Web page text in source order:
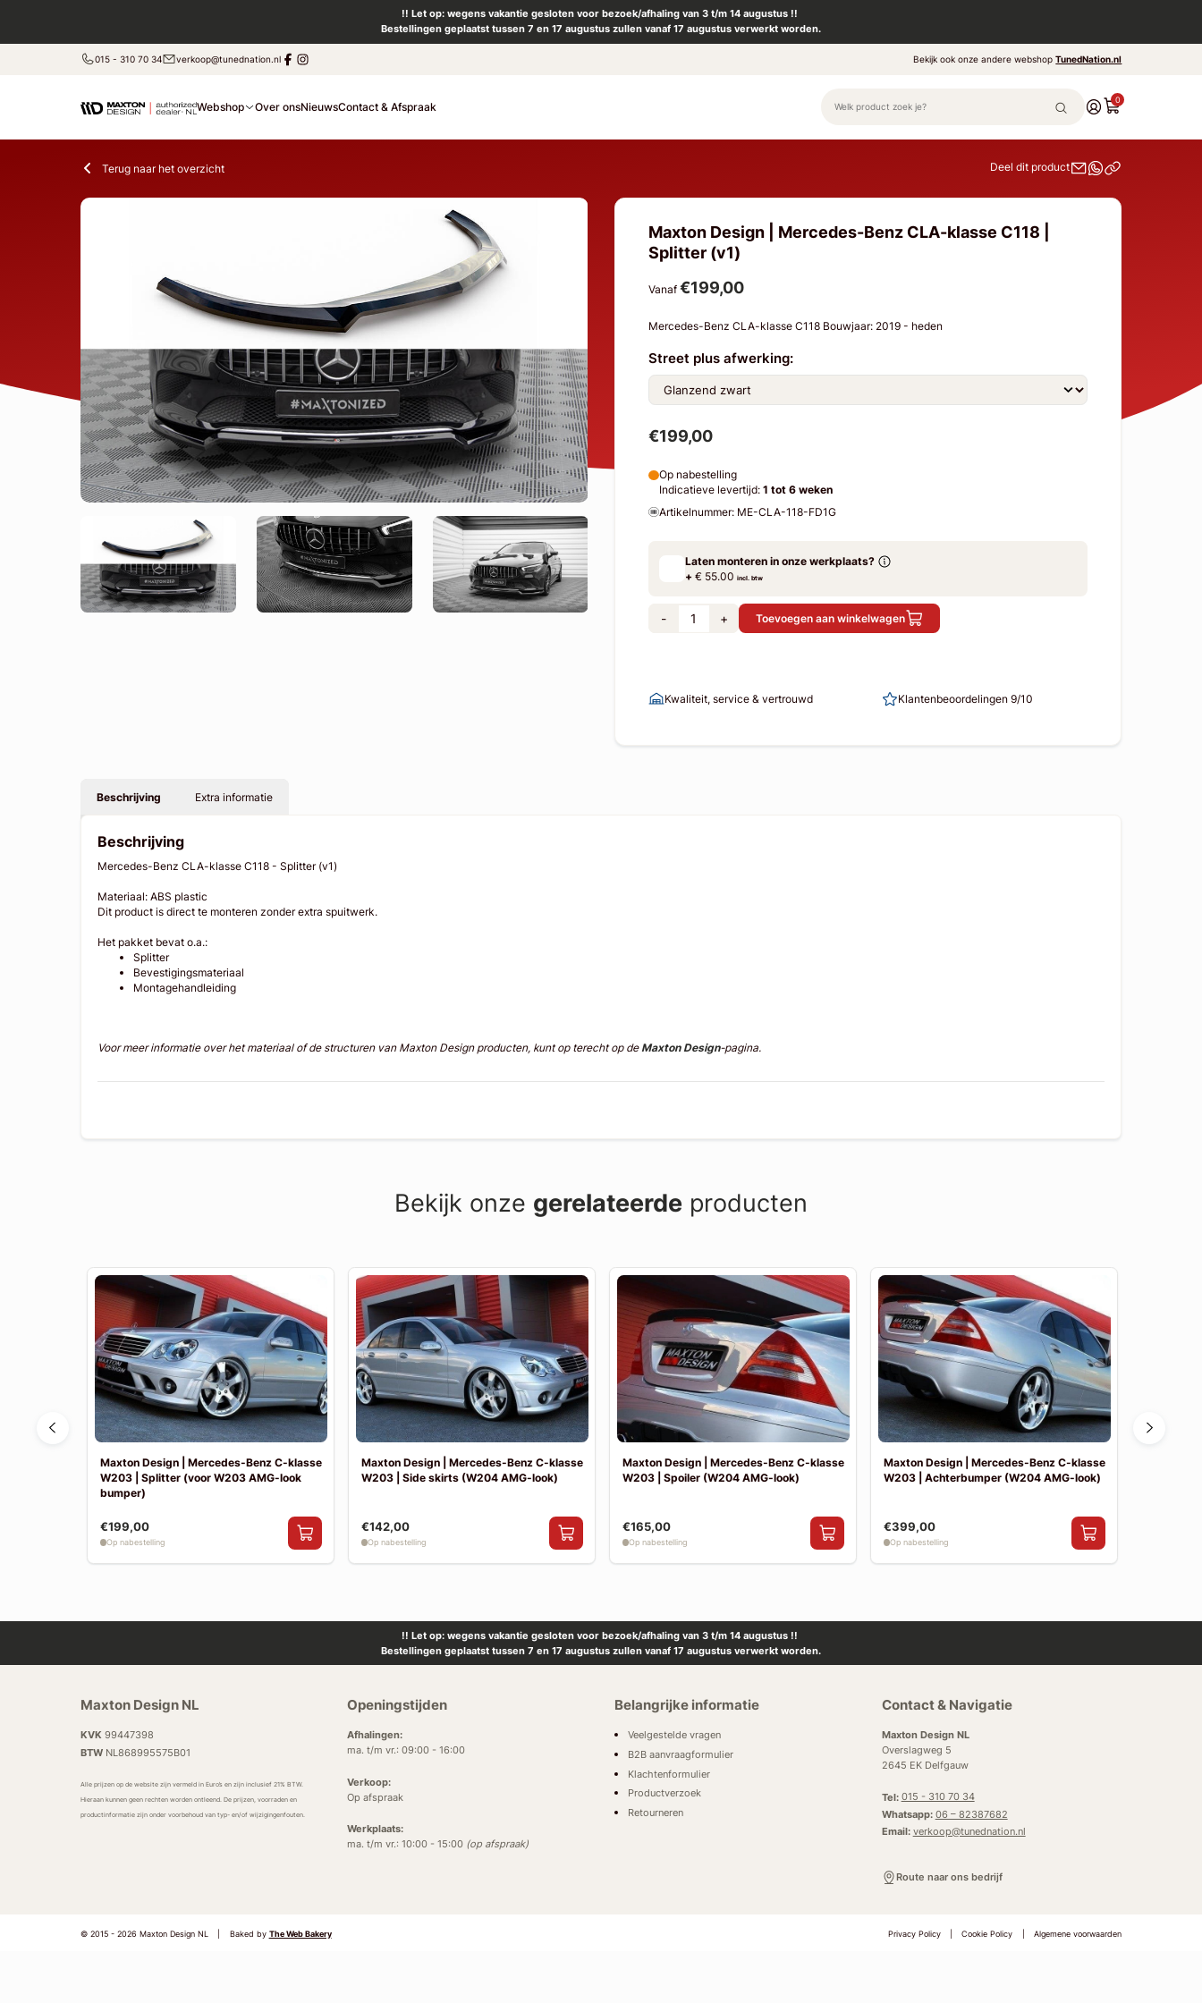
!! Let op: wegens vakantie gesloten voor bezoek/afhaling van 3 t/m 14 augustus !!
Bestellingen geplaatst tussen 7 en 17 augustus zullen vanaf 17 augustus verwerkt worden.
015 - 310 70 34 verkoop@tunednation.nl Bekijk ook onze andere webshopTunedNation.nl
Webshop Over onsNieuwsContact & Afspraak
0
Terug naar het overzicht Deel dit product
Maxton Design | Mercedes-Benz CLA-klasse C118 |
Splitter (v1)
Vanaf €199,00
Mercedes-Benz CLA-klasse C118 Bouwjaar: 2019 - heden
Street plus afwerking:
€199,00
Op nabestelling
Indicatieve levertijd: 1 tot 6 weken
Artikelnummer: ME-CLA-118-FD1G
Laten monteren in onze werkplaats?
+€ 55.00 incl. btw
- + Toevoegen aan winkelwagen
Kwaliteit, service & vertrouwd Klantenbeoordelingen 9/10
Beschrijving Extra informatie
Beschrijving
Mercedes-Benz CLA-klasse C118 - Splitter (v1)
Materiaal: ABS plastic
Dit product is direct te monteren zonder extra spuitwerk.
Het pakket bevat o.a.:
Splitter
Bevestigingsmateriaal
Montagehandleiding
Voor meer informatie over het materiaal of de structuren van Maxton Design producten, kunt op terecht op deMaxton Design-pagina.
Bekijk onze gerelateerde producten
Maxton Design | Mercedes-Benz C-klasse
W203 | Splitter (voor W203 AMG-look
bumper)
€199,00
Op nabestelling
Maxton Design | Mercedes-Benz C-klasse
W203 | Side skirts (W204 AMG-look)
€142,00
Op nabestelling
Maxton Design | Mercedes-Benz C-klasse
W203 | Spoiler (W204 AMG-look)
€165,00
Op nabestelling
Maxton Design | Mercedes-Benz C-klasse
W203 | Achterbumper (W204 AMG-look)
€399,00
Op nabestelling
!! Let op: wegens vakantie gesloten voor bezoek/afhaling van 3 t/m 14 augustus !!
Bestellingen geplaatst tussen 7 en 17 augustus zullen vanaf 17 augustus verwerkt worden.
Maxton Design NL
KVK 99447398
BTWNL868995575B01
Alle prijzen op de website zijn vermeld in Euro’s en zijn inclusief 21% BTW.
Hieraan kunnen geen rechten worden ontleend. De prijzen, voorraden en
productinformatie zijn onder voorbehoud van typ- en/of wijzigingenfouten.
Openingstijden
Afhalingen:
ma. t/m vr.: 09:00 - 16:00
Verkoop:
Op afspraak
Werkplaats:
ma. t/m vr.: 10:00 - 15:00 (op afspraak)
Belangrijke informatie
Veelgestelde vragen
B2B aanvraagformulier
Klachtenformulier
Productverzoek
Retourneren
Contact & Navigatie
Maxton Design NL
Overslagweg 5
2645 EK Delfgauw
Tel: 015 - 310 70 34
Whatsapp: 06 – 82387682
Email: verkoop@tunednation.nl
Route naar ons bedrijf
© 2015 - 2026 Maxton Design NL Baked by The Web Bakery Privacy Policy Cookie Policy Algemene voorwaarden